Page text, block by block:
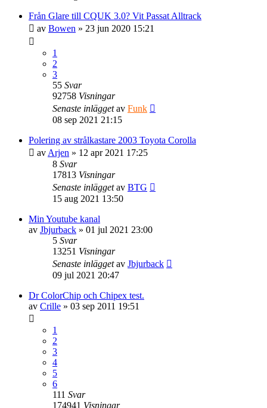
Från Glare till CQUK 3.0? Vit Passat Alltrack
av Bowen » 23 jun 2020 15:21
1
2
3
55 Svar
92758 Visningar
Senaste inläggetav Funk
08 sep 2021 21:15
Polering av strålkastare 2003 Toyota Corolla
av Arjen » 12 apr 2021 17:25
8 Svar
17813 Visningar
Senaste inläggetav BTG
15 aug 2021 13:50
Min Youtube kanal
av Jbjurback » 01 jul 2021 23:00
5 Svar
13251 Visningar
Senaste inläggetav Jbjurback
09 jul 2021 20:47
Dr ColorChip och Chipex test.
av Crille » 03 sep 2011 19:51
1
2
3
4
5
6
111 Svar
174941 Visningar